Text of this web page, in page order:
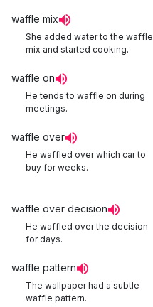
waffle mix
She added water to the waffle
mix and started cooking.
waffle on
He tends to waffle on during
meetings.
waffle over
He waffled over which car to
buy for weeks.
waffle over decision
He waffled over the decision
for days.
waffle pattern
The wallpaper had a subtle
waffle pattern.